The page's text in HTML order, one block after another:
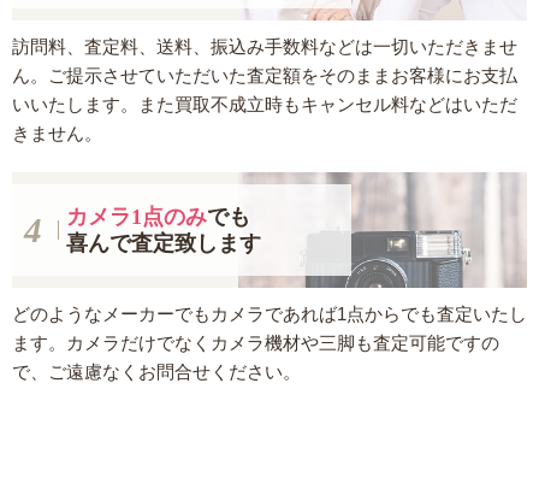
訪問料、査定料、送料、振込み手数料などは一切いただきませ
ん。ご提示させていただいた査定額をそのままお客様にお支払
いいたします。また買取不成立時もキャンセル料などはいただ
きません。
カメラ1点のみでも
喜んで査定致します
どのようなメーカーでもカメラであれば1点からでも査定いたし
ます。カメラだけでなくカメラ機材や三脚も査定可能ですの
で、ご遠慮なくお問合せください。